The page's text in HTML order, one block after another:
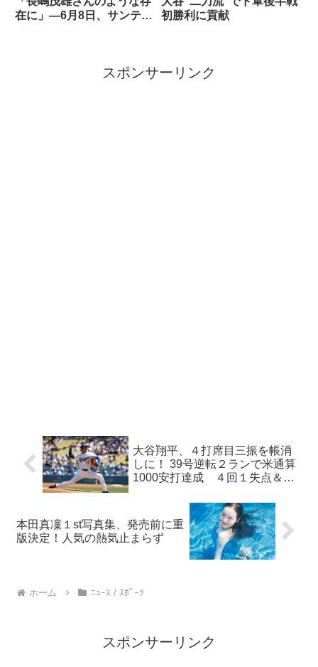
在に」—6月8日、サンティ
初勝利に貢献
スポンサーリンク
大谷翔平、４打席目三振を帳消
しに！ 39号逆転２ランで米通算
1000安打達成 ４回１失点＆最
本田真凜１st写真集、発売前に重
版決定！人気の熱気止まらず
ホーム ﾆｭｰｽ / ｽﾎﾟｰﾂ
スポンサーリンク